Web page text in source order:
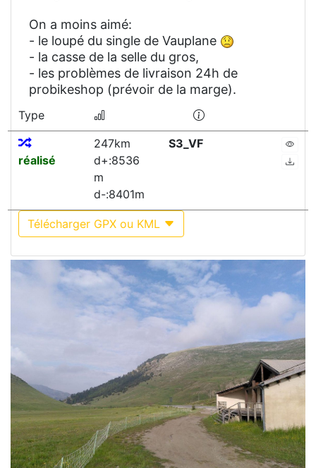
On a moins aimé:
- le loupé du single de Vauplane
- la casse de la selle du gros,
- les problèmes de livraison 24h de
probikeshop (prévoir de la marge).
Type
réalisé
247km
d+:8536
m
d-:8401m
S3_VF
Télécharger GPX ou KML